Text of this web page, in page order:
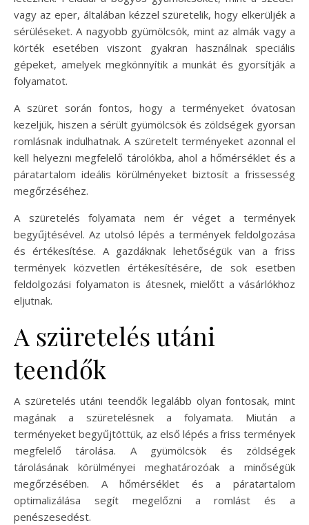
vagy az eper, általában kézzel szüretelik, hogy elkerüljék a
sérüléseket. A nagyobb gyümölcsök, mint az almák vagy a
körték esetében viszont gyakran használnak speciális
gépeket, amelyek megkönnyítik a munkát és gyorsítják a
folyamatot.
A szüret során fontos, hogy a terményeket óvatosan
kezeljük, hiszen a sérült gyümölcsök és zöldségek gyorsan
romlásnak indulhatnak. A szüretelt terményeket azonnal el
kell helyezni megfelelő tárolókba, ahol a hőmérséklet és a
páratartalom ideális körülményeket biztosít a frissesség
megőrzéséhez.
A szüretelés folyamata nem ér véget a termények
begyűjtésével. Az utolsó lépés a termények feldolgozása
és értékesítése. A gazdáknak lehetőségük van a friss
termények közvetlen értékesítésére, de sok esetben
feldolgozási folyamaton is átesnek, mielőtt a vásárlókhoz
eljutnak.
A szüretelés utáni
teendők
A szüretelés utáni teendők legalább olyan fontosak, mint
magának a szüretelésnek a folyamata. Miután a
terményeket begyűjtöttük, az első lépés a friss termények
megfelelő tárolása. A gyümölcsök és zöldségek
tárolásának körülményei meghatározóak a minőségük
megőrzésében. A hőmérséklet és a páratartalom
optimalizálása segít megelőzni a romlást és a
penészesedést.